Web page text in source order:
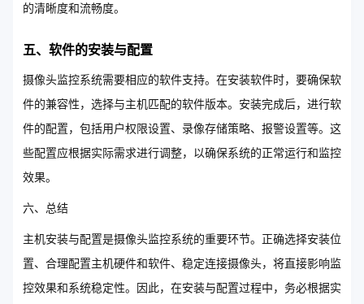
的清晰度和流畅度。
五、软件的安装与配置
摄像头监控系统需要相应的软件支持。在安装软件时，要确保软
件的兼容性，选择与主机匹配的软件版本。安装完成后，进行软
件的配置，包括用户权限设置、录像存储策略、报警设置等。这
些配置应根据实际需求进行调整，以确保系统的正常运行和监控
效果。
六、总结
主机安装与配置是摄像头监控系统的重要环节。正确选择安装位
置、合理配置主机硬件和软件、稳定连接摄像头，将直接影响监
控效果和系统稳定性。因此，在安装与配置过程中，务必根据实